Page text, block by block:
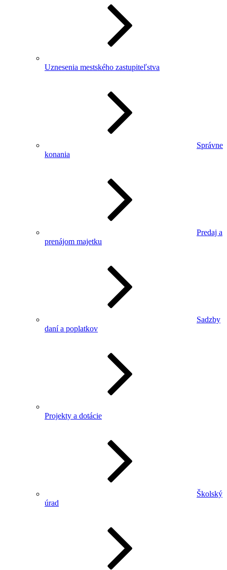
Uznesenia mestského zastupiteľstva
Správne
konania
Predaj a
prenájom majetku
Sadzby
daní a poplatkov
Projekty a dotácie
Školský
úrad